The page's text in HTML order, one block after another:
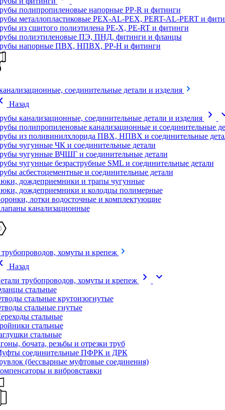
полипропиленовые напорные PP-R и фитинги
металлопластиковые PEX-AL-PEX, PERT-AL-PERT и
из сшитого полиэтилена PE-X, PE-RT и фитинги
полиэтиленовые ПЭ, ПНД, фитинги и фланцы
напорные ПВХ, НПВХ, PP-H и фитинги
соединительные детали и изделия
Назад
канализационные, соединительные детали и изделия
chevron_right
полипропиленовые канализационные и соединительные
из поливинилхлорида ПВХ, НПВХ и соединительные
чугунные ЧК и соединительные детали
чугунные ВЧШГ и соединительные детали
чугунные безраструбные SML и соединительные детали
асбестоцементные и соединительные детали
дождеприемники и трапы чугунные
дождеприемники и колодцы полимерные
лотки водосточные и комплектующие
канализационные
трубопроводов, хомуты и крепеж
Назад
трубопроводов, хомуты и крепеж
chevron_right expand_more
стальные
стальные крутоизогнутые
стальные гнутые
стальные
стальные
стальные
бочата, резьбы и отрезки труб
соединительные ПФРК и ДРК
(бессварные муфтовые соединения)
и вибровставки